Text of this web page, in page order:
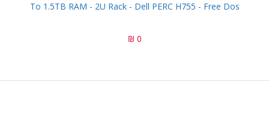
To 1.5TB RAM - 2U Rack - Dell PERC H755 - Free Dos
0 ₪